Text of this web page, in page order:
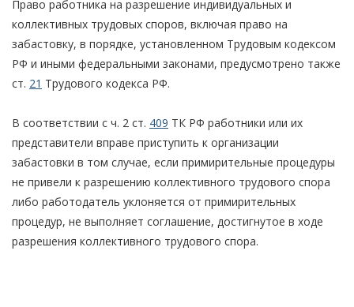
Право работника на разрешение индивидуальных и
коллективных трудовых споров, включая право на
забастовку, в порядке, установленном Трудовым кодексом
РФ и иными федеральными законами, предусмотрено также
ст. 21 Трудового кодекса РФ.
В соответствии с ч. 2 ст. 409 ТК РФ работники или их
представители вправе приступить к организации
забастовки в том случае, если примирительные процедуры
не привели к разрешению коллективного трудового спора
либо работодатель уклоняется от примирительных
процедур, не выполняет соглашение, достигнутое в ходе
разрешения коллективного трудового спора.